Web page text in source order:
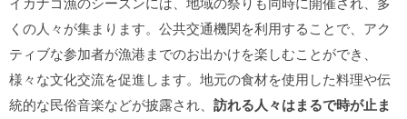
くの人々が集まります。公共交通機関を利用することで、アク
ティブな参加者が漁港までのお出かけを楽しむことができ、
様々な文化交流を促進します。地元の食材を使用した料理や伝
統的な民俗音楽などが披露され、 訪れる人々はまるで時が止ま